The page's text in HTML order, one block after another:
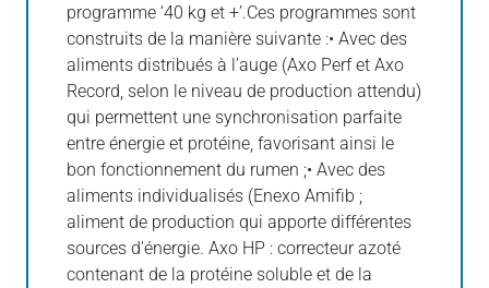
programme ‘40 kg et +’.Ces programmes sont
construits de la manière suivante :• Avec des
aliments distribués à l’auge (Axo Perf et Axo
Record, selon le niveau de production attendu)
qui permettent une synchronisation parfaite
entre énergie et protéine, favorisant ainsi le
bon fonctionnement du rumen ;• Avec des
aliments individualisés (Enexo Amifib ;
aliment de production qui apporte différentes
sources d’énergie. Axo HP : correcteur azoté
contenant de la protéine soluble et de la